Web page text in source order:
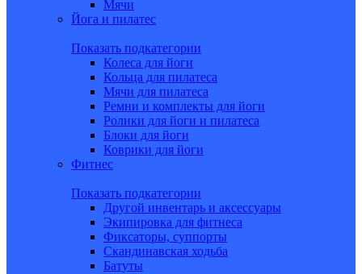
Мячи
Йога и пилатес
Показать подкатегории
Колеса для йоги
Кольца для пилатеса
Мячи для пилатеса
Ремни и комплекты для йоги
Ролики для йоги и пилатеса
Блоки для йоги
Коврики для йоги
Фитнес
Показать подкатегории
Другой инвентарь и аксессуары
Экипировка для фитнеса
Фиксаторы, суппорты
Скандинавская ходьба
Батуты